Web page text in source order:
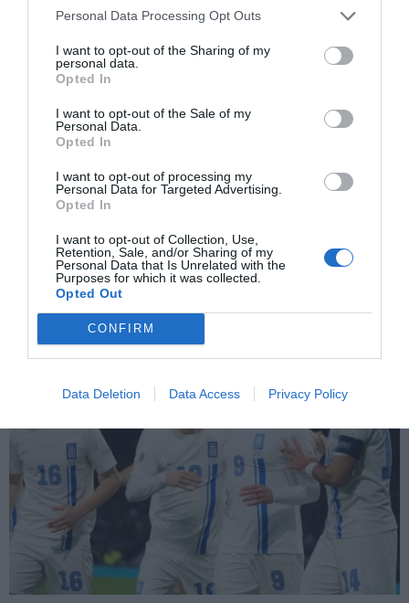
Personal Data Processing Opt Outs
I want to opt-out of the Sharing of my
personal data.
Opted In
I want to opt-out of the Sale of my
Personal Data.
Opted In
I want to opt-out of processing my
Personal Data for Targeted Advertising.
Opted In
I want to opt-out of Collection, Use,
Retention, Sale, and/or Sharing of my
Personal Data that Is Unrelated with the
Purposes for which it was collected.
Opted Out
CONFIRM
Data Deletion Data Access Privacy Policy
ΕΛ.ΑΣ.:Υπό τον Μανδύα Ακροδεξιάς Συλλογικότητας Δρούσε